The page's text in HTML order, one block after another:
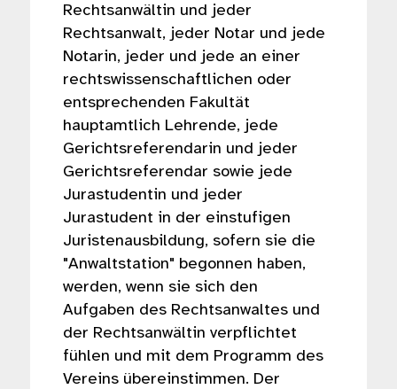
Rechtsanwältin und jeder
Rechtsanwalt, jeder Notar und jede
Notarin, jeder und jede an einer
rechtswissenschaftlichen oder
entsprechenden Fakultät
hauptamtlich Lehrende, jede
Gerichtsreferendarin und jeder
Gerichtsreferendar sowie jede
Jurastudentin und jeder
Jurastudent in der einstufigen
Juristenausbildung, sofern sie die
"Anwaltstation" begonnen haben,
werden, wenn sie sich den
Aufgaben des Rechtsanwaltes und
der Rechtsanwältin verpflichtet
fühlen und mit dem Programm des
Vereins übereinstimmen. Der